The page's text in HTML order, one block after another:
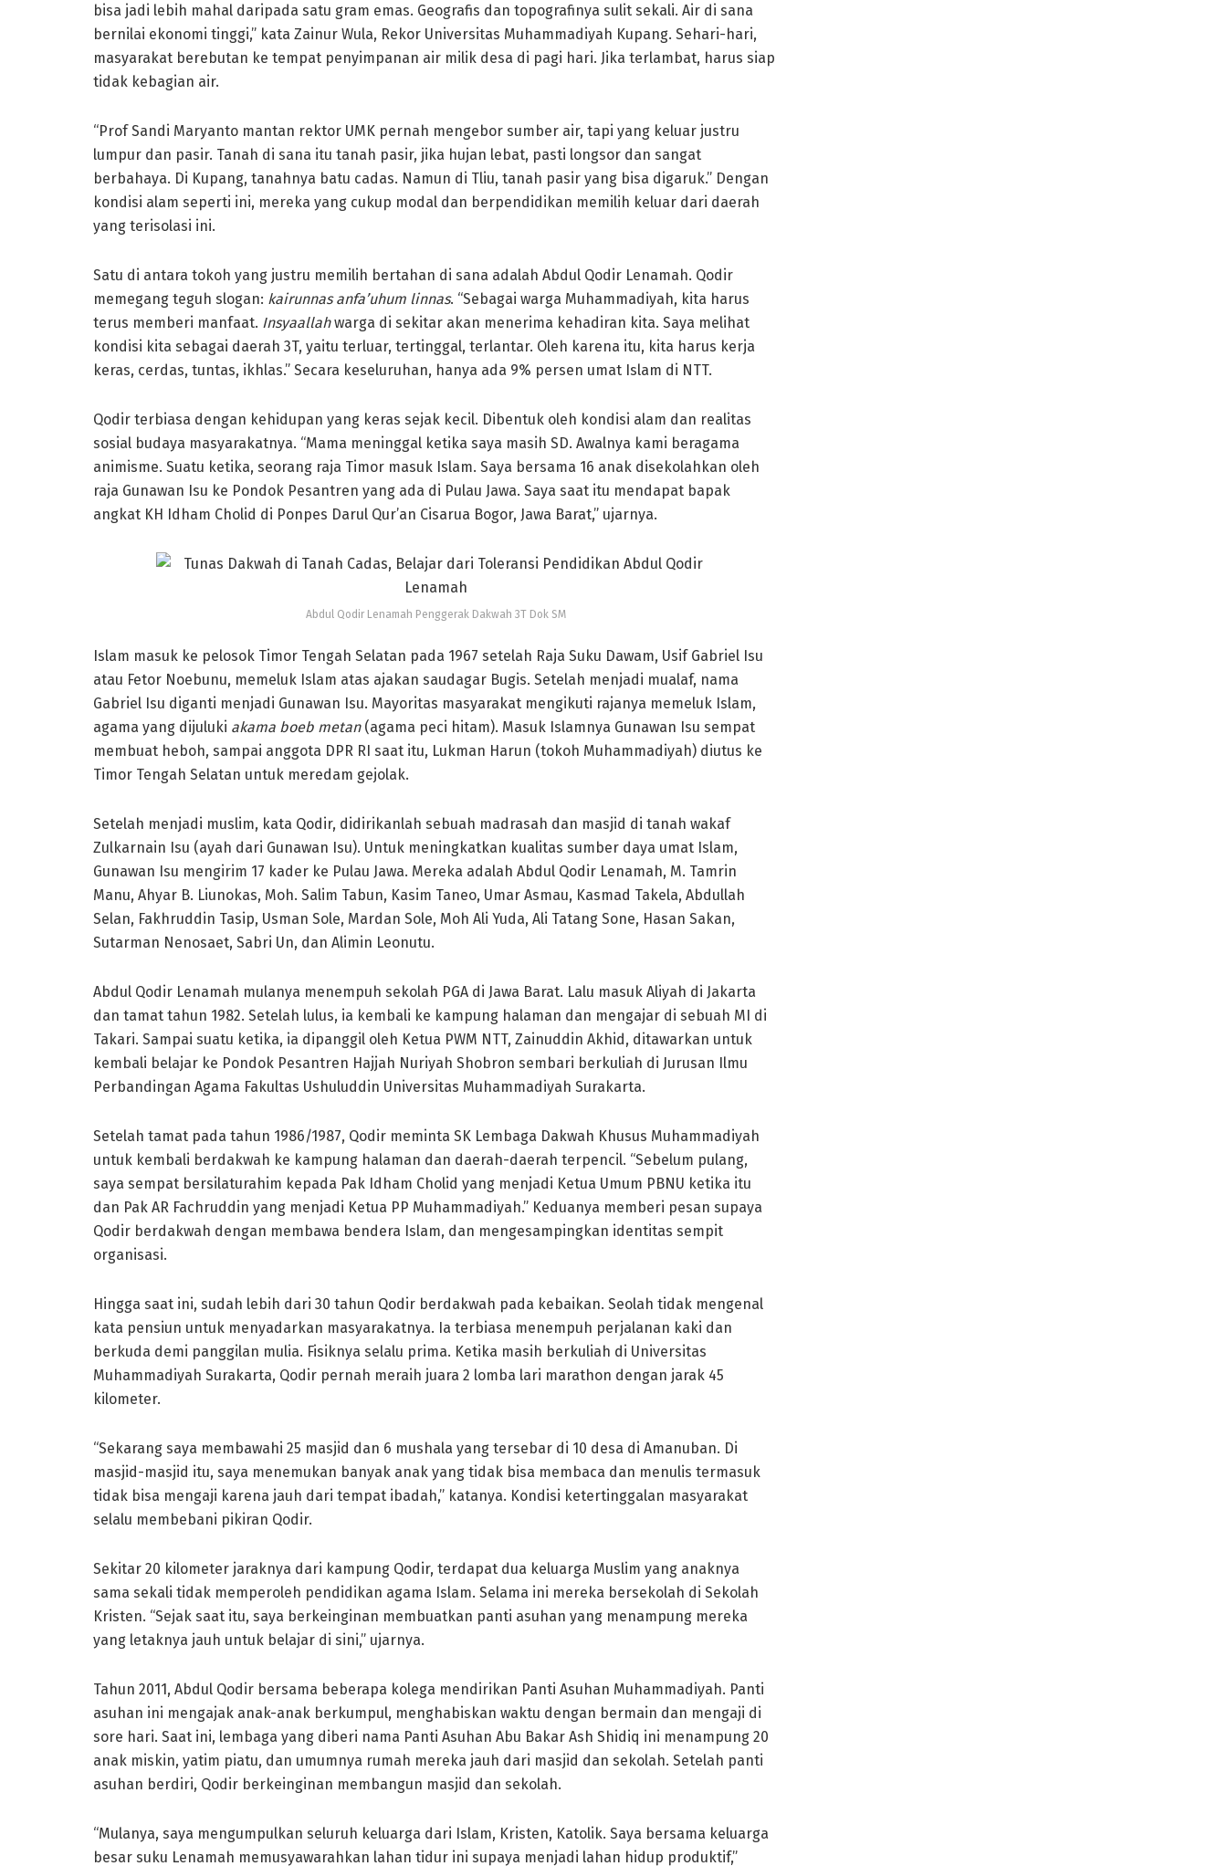
bisa jadi lebih mahal daripada satu gram emas. Geografis dan topografinya sulit sekali. Air di sana
bernilai ekonomi tinggi,” kata Zainur Wula, Rekor Universitas Muhammadiyah Kupang. Sehari-hari,
masyarakat berebutan ke tempat penyimpanan air milik desa di pagi hari. Jika terlambat, harus siap
tidak kebagian air.
“Prof Sandi Maryanto mantan rektor UMK pernah mengebor sumber air, tapi yang keluar justru
lumpur dan pasir. Tanah di sana itu tanah pasir, jika hujan lebat, pasti longsor dan sangat
berbahaya. Di Kupang, tanahnya batu cadas. Namun di Tliu, tanah pasir yang bisa digaruk.” Dengan
kondisi alam seperti ini, mereka yang cukup modal dan berpendidikan memilih keluar dari daerah
yang terisolasi ini.
Satu di antara tokoh yang justru memilih bertahan di sana adalah Abdul Qodir Lenamah. Qodir
memegang teguh slogan: kairunnas anfa’uhum linnas. “Sebagai warga Muhammadiyah, kita harus
terus memberi manfaat. Insyaallahwarga di sekitar akan menerima kehadiran kita. Saya melihat
kondisi kita sebagai daerah 3T, yaitu terluar, tertinggal, terlantar. Oleh karena itu, kita harus kerja
keras, cerdas, tuntas, ikhlas.” Secara keseluruhan, hanya ada 9% persen umat Islam di NTT.
Qodir terbiasa dengan kehidupan yang keras sejak kecil. Dibentuk oleh kondisi alam dan realitas
sosial budaya masyarakatnya. “Mama meninggal ketika saya masih SD. Awalnya kami beragama
animisme. Suatu ketika, seorang raja Timor masuk Islam. Saya bersama 16 anak disekolahkan oleh
raja Gunawan Isu ke Pondok Pesantren yang ada di Pulau Jawa. Saya saat itu mendapat bapak
angkat KH Idham Cholid di Ponpes Darul Qur’an Cisarua Bogor, Jawa Barat,” ujarnya.
Abdul Qodir Lenamah Penggerak Dakwah 3T Dok SM
Islam masuk ke pelosok Timor Tengah Selatan pada 1967 setelah Raja Suku Dawam, Usif Gabriel Isu
atau Fetor Noebunu, memeluk Islam atas ajakan saudagar Bugis. Setelah menjadi mualaf, nama
Gabriel Isu diganti menjadi Gunawan Isu. Mayoritas masyarakat mengikuti rajanya memeluk Islam,
agama yang dijuluki akama boeb metan(agama peci hitam). Masuk Islamnya Gunawan Isu sempat
membuat heboh, sampai anggota DPR RI saat itu, Lukman Harun (tokoh Muhammadiyah) diutus ke
Timor Tengah Selatan untuk meredam gejolak.
Setelah menjadi muslim, kata Qodir, didirikanlah sebuah madrasah dan masjid di tanah wakaf
Zulkarnain Isu (ayah dari Gunawan Isu). Untuk meningkatkan kualitas sumber daya umat Islam,
Gunawan Isu mengirim 17 kader ke Pulau Jawa. Mereka adalah Abdul Qodir Lenamah, M. Tamrin
Manu, Ahyar B. Liunokas, Moh. Salim Tabun, Kasim Taneo, Umar Asmau, Kasmad Takela, Abdullah
Selan, Fakhruddin Tasip, Usman Sole, Mardan Sole, Moh Ali Yuda, Ali Tatang Sone, Hasan Sakan,
Sutarman Nenosaet, Sabri Un, dan Alimin Leonutu.
Abdul Qodir Lenamah mulanya menempuh sekolah PGA di Jawa Barat. Lalu masuk Aliyah di Jakarta
dan tamat tahun 1982. Setelah lulus, ia kembali ke kampung halaman dan mengajar di sebuah MI di
Takari. Sampai suatu ketika, ia dipanggil oleh Ketua PWM NTT, Zainuddin Akhid, ditawarkan untuk
kembali belajar ke Pondok Pesantren Hajjah Nuriyah Shobron sembari berkuliah di Jurusan Ilmu
Perbandingan Agama Fakultas Ushuluddin Universitas Muhammadiyah Surakarta.
Setelah tamat pada tahun 1986/1987, Qodir meminta SK Lembaga Dakwah Khusus Muhammadiyah
untuk kembali berdakwah ke kampung halaman dan daerah-daerah terpencil. “Sebelum pulang,
saya sempat bersilaturahim kepada Pak Idham Cholid yang menjadi Ketua Umum PBNU ketika itu
dan Pak AR Fachruddin yang menjadi Ketua PP Muhammadiyah.” Keduanya memberi pesan supaya
Qodir berdakwah dengan membawa bendera Islam, dan mengesampingkan identitas sempit
organisasi.
Hingga saat ini, sudah lebih dari 30 tahun Qodir berdakwah pada kebaikan. Seolah tidak mengenal
kata pensiun untuk menyadarkan masyarakatnya. Ia terbiasa menempuh perjalanan kaki dan
berkuda demi panggilan mulia. Fisiknya selalu prima. Ketika masih berkuliah di Universitas
Muhammadiyah Surakarta, Qodir pernah meraih juara 2 lomba lari marathon dengan jarak 45
kilometer.
“Sekarang saya membawahi 25 masjid dan 6 mushala yang tersebar di 10 desa di Amanuban. Di
masjid-masjid itu, saya menemukan banyak anak yang tidak bisa membaca dan menulis termasuk
tidak bisa mengaji karena jauh dari tempat ibadah,” katanya. Kondisi ketertinggalan masyarakat
selalu membebani pikiran Qodir.
Sekitar 20 kilometer jaraknya dari kampung Qodir, terdapat dua keluarga Muslim yang anaknya
sama sekali tidak memperoleh pendidikan agama Islam. Selama ini mereka bersekolah di Sekolah
Kristen. “Sejak saat itu, saya berkeinginan membuatkan panti asuhan yang menampung mereka
yang letaknya jauh untuk belajar di sini,” ujarnya.
Tahun 2011, Abdul Qodir bersama beberapa kolega mendirikan Panti Asuhan Muhammadiyah. Panti
asuhan ini mengajak anak-anak berkumpul, menghabiskan waktu dengan bermain dan mengaji di
sore hari. Saat ini, lembaga yang diberi nama Panti Asuhan Abu Bakar Ash Shidiq ini menampung 20
anak miskin, yatim piatu, dan umumnya rumah mereka jauh dari masjid dan sekolah. Setelah panti
asuhan berdiri, Qodir berkeinginan membangun masjid dan sekolah.
“Mulanya, saya mengumpulkan seluruh keluarga dari Islam, Kristen, Katolik. Saya bersama keluarga
besar suku Lenamah memusyawarahkan lahan tidur ini supaya menjadi lahan hidup produktif,”